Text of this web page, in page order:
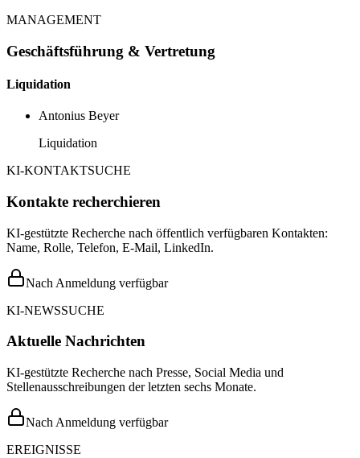
MANAGEMENT
Geschäftsführung & Vertretung
Liquidation
Antonius Beyer
Liquidation
KI-KONTAKTSUCHE
Kontakte recherchieren
KI-gestützte Recherche nach öffentlich verfügbaren Kontakten:
Name, Rolle, Telefon, E-Mail, LinkedIn.
Nach Anmeldung verfügbar
KI-NEWSSUCHE
Aktuelle Nachrichten
KI-gestützte Recherche nach Presse, Social Media und
Stellenausschreibungen der letzten sechs Monate.
Nach Anmeldung verfügbar
EREIGNISSE